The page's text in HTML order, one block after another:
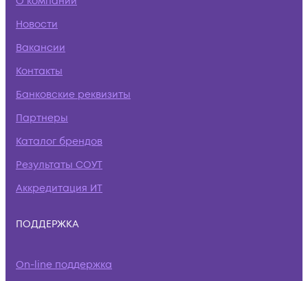
Новости
Вакансии
Контакты
Банковские реквизиты
Партнеры
Каталог брендов
Результаты СОУТ
Аккредитация ИТ
ПОДДЕРЖКА
On-line поддержка